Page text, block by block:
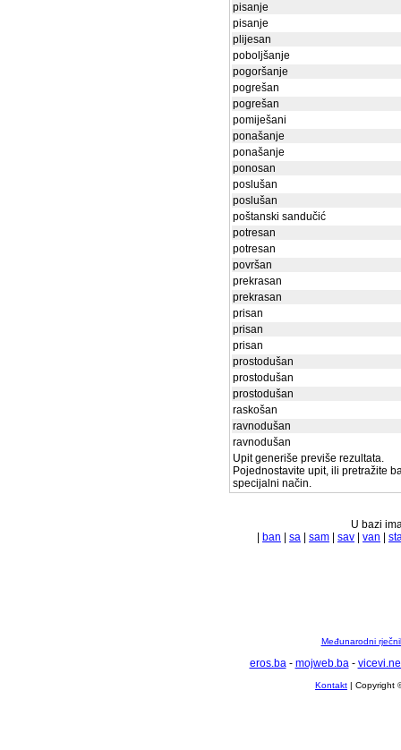
pisanje
pisanje
plijesan
poboljšanje
pogoršanje
pogrešan
pogrešan
pomiješani
ponašanje
ponašanje
ponosan
poslušan
poslušan
poštanski sandučić
potresan
potresan
površan
prekrasan
prekrasan
prisan
prisan
prisan
prostodušan
prostodušan
prostodušan
raskošan
ravnodušan
ravnodušan
Upit generiše previše rezultata.
Pojednostavite upit, ili pretražite
specijalni način.
U bazi
ban sa sam sav van
Međunarodni
eros.ba- mojweb.ba-
Kontakt | Copyright